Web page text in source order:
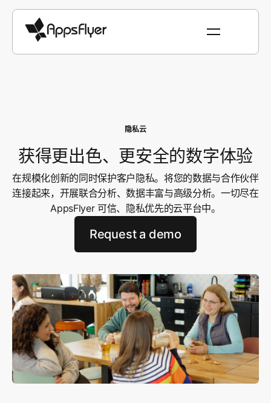
隐私云
获得更出色、更安全的数字体验
在规模化创新的同时保护客户隐私。将您的数据与合作伙伴
连接起来，开展联合分析、数据丰富与高级分析。一切尽在
AppsFlyer 可信、隐私优先的云平台中。
Request a demo